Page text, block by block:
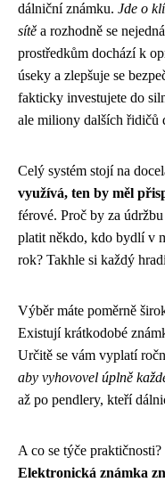
dálniční známku. Jde o
sítě a rozhodně se
prostředkům dochází k
úseky a zlepšuje se
fakticky investujete do
ale miliony dalších řidičů
Celý systém stojí na
využívá, ten by měl
férové. Proč by za
platit někdo, kdo bydlí v
rok? Takhle si každý
Výběr máte poměrně
Existují krátkodobé
Určitě se vám vyplatí
aby vyhovovel úplně
až po pendlery, kteří
A co se týče
Elektronická známka